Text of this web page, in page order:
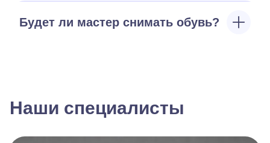
Будет ли мастер снимать обувь?
Наши специалисты